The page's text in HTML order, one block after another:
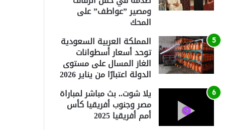
ومصير ”عواطف” على
المحك
المملكة العربية السعودية
توحد أسعار أسطوانات
الغاز المسال على مستوى
الدولة اعتبارًا من يناير 2026
يلا شوت.. بث مباشر لمباراة
مصر وجنوب أفريقيا كأس
أمم أفريقيا 2025